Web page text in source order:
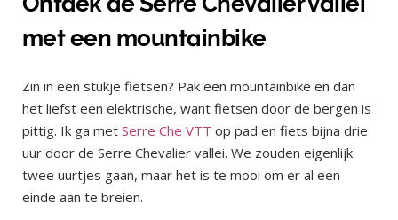
met een mountainbike
Zin in een stukje fietsen? Pak een mountainbike en dan
het liefst een elektrische, want fietsen door de bergen is
pittig. Ik ga met Serre Che VTT op pad en fiets bijna drie
uur door de Serre Chevalier vallei. We zouden eigenlijk
twee uurtjes gaan, maar het is te mooi om er al een
einde aan te breien.